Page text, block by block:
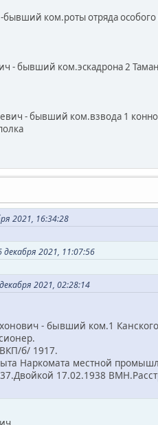
бывший ком.роты отряда особого
- бывший ком.эскадрона 2
- бывший ком.взвода 1
2021, 16:34:28
2021, 11:07:56
2021, 02:28:14
- бывший ком.1
б/ 1917.
Наркомата местной
17.02.1938